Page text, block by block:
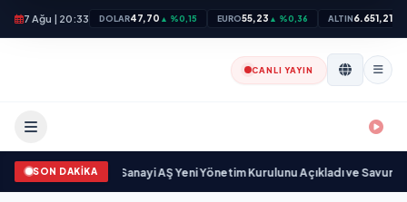
7 Ağu | 20:33 DOLAR47,70 ▲ %0,15 EURO55,23 ▲ %0,36 ALTIN6.651,21
CANLI YAYIN
SON DAKİKA
Savunma Sanayi AŞ Yeni Yönetim Kurulunu Açıkladı ve Savunma